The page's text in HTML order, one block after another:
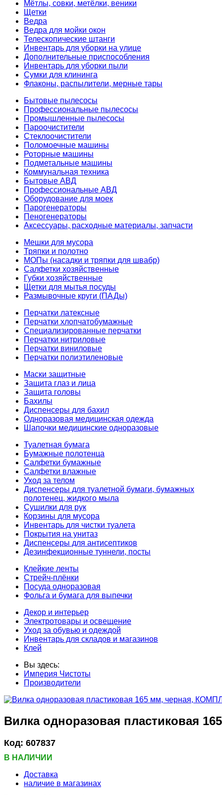
Мётлы, совки, метёлки, веники
Щетки
Ведра
Ведра для мойки окон
Телескопические штанги
Инвентарь для уборки на улице
Дополнительные приспособления
Инвентарь для уборки пыли
Сумки для клининга
Флаконы, распылители, мерные тары
Бытовые пылесосы
Профессиональные пылесосы
Промышленные пылесосы
Пароочистители
Стеклоочистители
Поломоечные машины
Роторные машины
Подметальные машины
Коммунальная техника
Бытовые АВД
Профессиональные АВД
Оборудование для моек
Парогенераторы
Пеногенераторы
Аксессуары, расходные материалы, запчасти
Мешки для мусора
Тряпки и полотно
МОПы (насадки и тряпки для швабр)
Салфетки хозяйственные
Губки хозяйственные
Щетки для мытья посуды
Размывочные круги (ПАДы)
Перчатки латексные
Перчатки хлопчатобумажные
Специализированные перчатки
Перчатки нитриловые
Перчатки виниловые
Перчатки полиэтиленовые
Маски защитные
Защита глаз и лица
Защита головы
Бахилы
Диспенсеры для бахил
Одноразовая медицинская одежда
Шапочки медицинские одноразовые
Туалетная бумага
Бумажные полотенца
Салфетки бумажные
Салфетки влажные
Уход за телом
Диспенсеры для туалетной бумаги, бумажных
полотенец, жидкого мыла
Сушилки для рук
Корзины для мусора
Инвентарь для чистки туалета
Покрытия на унитаз
Диспенсеры для антисептиков
Дезинфекционные туннели, посты
Клейкие ленты
Стрейч-плёнки
Посуда одноразовая
Фольга и бумага для выпечки
Декор и интерьер
Электротовары и освещение
Уход за обувью и одеждой
Инвентарь для складов и магазинов
Клей
Вы здесь:
Империя Чистоты
Производители
Вилка одноразовая пластиковая
Код: 607837
В НАЛИЧИИ
Доставка
наличие в магазинах